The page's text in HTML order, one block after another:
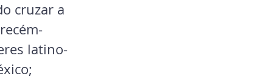
cruzar a
latino-